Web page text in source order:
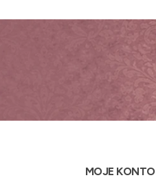
MOJE KONTO